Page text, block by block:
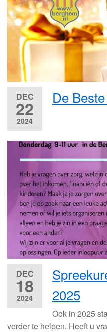
DEC
22
2024
De
DEC
18
2024
2025
Ook in 2025
verder te helpen. Heeft u